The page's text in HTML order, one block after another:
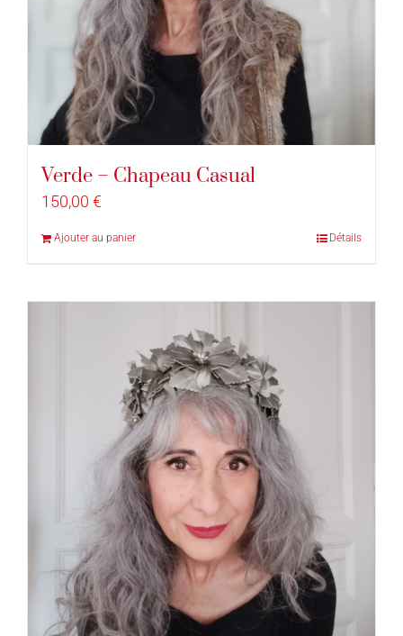
Verde – Chapeau Casual
150,00 €
Ajouter au panier Détails